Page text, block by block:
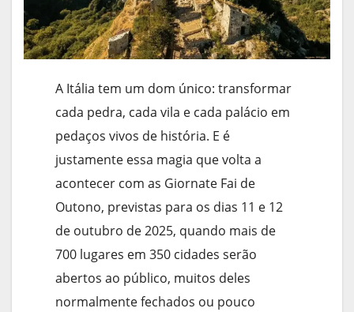
A Itália tem um dom único: transformar
cada pedra, cada vila e cada palácio em
pedaços vivos de história. E é
justamente essa magia que volta a
acontecer com as Giornate Fai de
Outono, previstas para os dias 11 e 12
de outubro de 2025, quando mais de
700 lugares em 350 cidades serão
abertos ao público, muitos deles
normalmente fechados ou pouco